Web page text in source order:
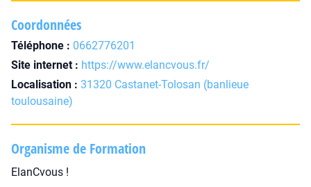
Coordonnées
Téléphone : 0662776201
Site internet : https://www.elancvous.fr/
Localisation : 31320 Castanet-Tolosan (banlieue
toulousaine)
Organisme de Formation
ElanCvous !